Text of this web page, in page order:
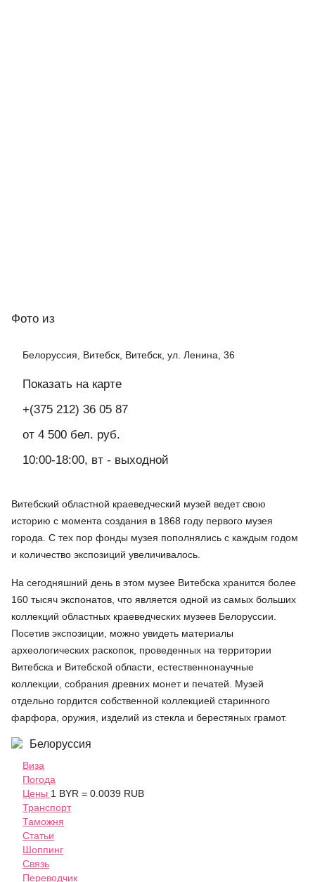
Фото из
Белоруссия, Витебск, Витебск, ул. Ленина, 36
Показать на карте
+(375 212) 36 05 87
от 4 500 бел. руб.
10:00-18:00, вт - выходной
Витебский областной краеведческий музей ведет свою
историю с момента создания в 1868 году первого музея
города. С тех пор фонды музея пополнялись с каждым годом
и количество экспозиций увеличивалось.
На сегодняшний день в этом музее Витебска хранится более
160 тысяч экспонатов, что является одной из самых больших
коллекций областных краеведческих музеев Белоруссии.
Посетив экспозиции, можно увидеть материалы
археологических раскопок, проведенных на территории
Витебска и Витебской области, естественнонаучные
коллекции, собрания древних монет и печатей. Музей
отдельно гордится собственной коллекцией старинного
фарфора, оружия, изделий из стекла и берестяных грамот.
Белоруссия
Виза
Погода
Цены 1 BYR = 0.0039 RUB
Транспорт
Таможня
Статьи
Шоппинг
Связь
Переводчик